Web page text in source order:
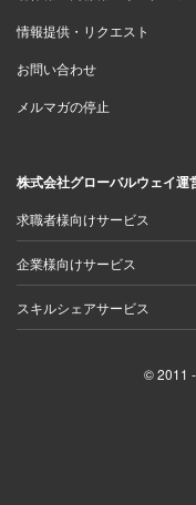
情報提供・リクエスト
お問い合わせ
メルマガの停止
株式会社グローバルウェイ運
求職者様向けサービス
企業様向けサービス
スキルシェアサービス
© 2011